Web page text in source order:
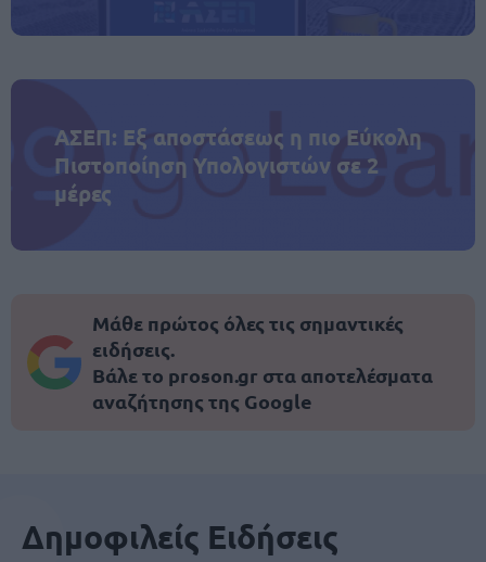
ΑΣΕΠ: Εξ αποστάσεως η πιο Εύκολη
Πιστοποίηση Υπολογιστών σε 2
μέρες
Μάθε πρώτος όλες τις σημαντικές
ειδήσεις.
Βάλε το proson.gr στα αποτελέσματα
αναζήτησης της Google
Δημοφιλείς Ειδήσεις